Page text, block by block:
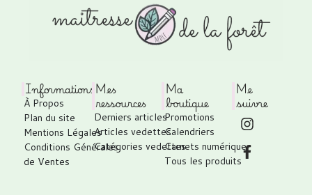
Informations
À Propos
Plan du site
Mentions Légales
Conditions Générales
de Ventes
Mes
ressources
Derniers articles
Articles vedettes
Catégories vedettes
Ma
boutique
Promotions
Calendriers
Carnets numérique
Tous les produits
Me
suivre